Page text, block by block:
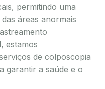
permitindo uma
áreas anormais
estamos
de colposcopia
garantir a saúde e o